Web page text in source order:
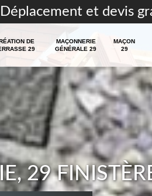
Déplacement et devis
DE
29
MAÇONNERIE
GÉNÉRALE 29
MAÇON
29
29